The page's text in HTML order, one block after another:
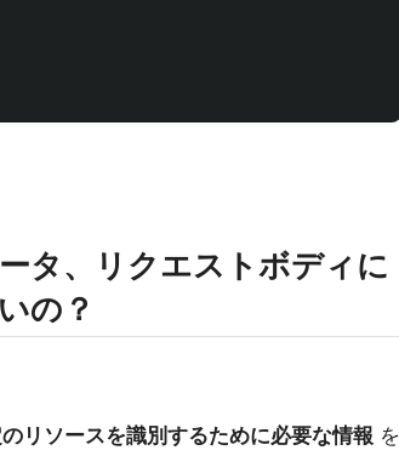
タ、リクエストボディに
の？
リソースを識別するために必要な情報 を